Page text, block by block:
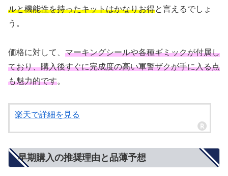
ルと機能性を持ったキットはかなりお得と言えるでしょ
う。
価格に対して、 マーキングシールや各種ギミックが付属し
ており、購入後すぐに完成度の高い軍警ザクが手に入る点
も魅力的です。
楽天で詳細を見る
早期購入の推奨理由と品薄予想